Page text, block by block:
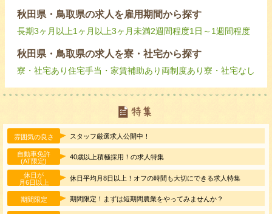
秋田県・鳥取県の求人を雇用期間から探す
長期3ヶ月以上1ヶ月以上3ヶ月未満2週間程度1日～1週間程度
秋田県・鳥取県の求人を寮・社宅から探す
寮・社宅あり住宅手当・家賃補助あり 両制度あり寮・社宅なし
雰囲気の良さ スタッフ厳選求人公開中！
自動車免許
(AT限定)
40歳以上積極採用！の求人特集
休日が
月6日以上
休日平均月8日以上！オフの時間も大切にできる求人特集
期間限定 期間限定！まずは短期間農業をやってみませんか？